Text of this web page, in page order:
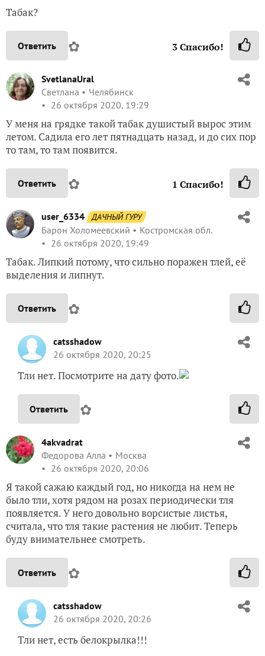
Табак?
Ответить ✿ 3Спасибо!
SvetlanaUral
Светлана
Челябинск
26 октября 2020, 19:29
У меня на грядке такой табак душистый вырос этим
летом. Садила его лет пятнадцать назад, и до сих пор
то там, то там появится.
Ответить ✿ 1 Спасибо!
user_6334 ДАЧНЫЙ ГУРУ
Барон Холомеевский
Костромская обл.
26 октября 2020, 19:49
Табак. Липкий потому, что сильно поражен тлей, её
выделения и липнут.
Ответить ✿
catsshadow
26 октября 2020, 20:25
Тли нет. Посмотрите на дату фото.
Ответить ✿
4akvadrat
Федорова Алла
Москва
26 октября 2020, 20:06
Я такой сажаю каждый год, но никогда на нем не
было тли, хотя рядом на розах периодически тля
появляется. У него довольно ворсистые листья,
считала, что тля такие растения не любит. Теперь
буду внимательнее смотреть.
Ответить ✿
catsshadow
26 октября 2020, 20:26
Тли нет, есть белокрылка!!!